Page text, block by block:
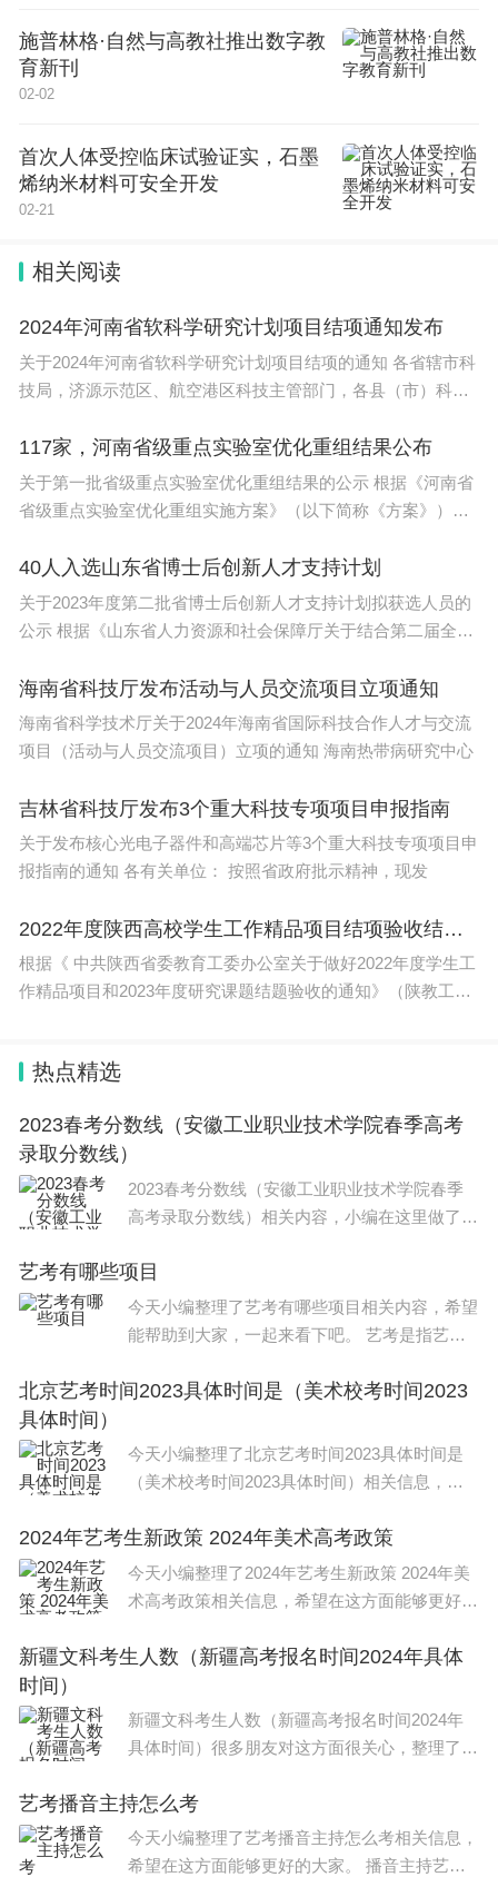
上，也学到了东西，无怨无悔。
4.人生的抉择
有三个人要被关进监狱三年，监狱
长给他们三个一人一个要求。美国人爱抽雪茄，要了
三箱雪茄。法国人最浪漫，要一个美丽的女子相伴。
而犹太人说，他要一部与外界沟通的电话。三年过
后，第一个冲出来的是美国人，嘴里鼻孔里塞满了雪
了。接着出来的是法国人。只见他手里抱着一个小孩
子，美丽女子手里牵着一个小孩子，肚子里还怀着第
三个。最后出来的是犹太人，他紧紧握住监狱长的手
说：”这三年来我每天与外界联系，我的生意不但没
有停顿，反而增长了200％，为了表示感谢，我送你
一辆劳施莱斯！”
这个故事告诉我们，什么样的选择决定什么样的
今天我们的抉择将决定我们三年后的生活。我们要选
择接触最新的信息，了解最新的趋势，从而更好的创
天，我们都应重新审视一下自己的考研动机、树立正
确的考研心态，使自己跟上研究生教育的潮流，更加
接近研究生教育的初衷。
考研励志哲理故事四则
施普林格·自然与高教社推出数字教
育新刊
02-02
首次人体受控临床试验证实，石墨
烯纳米材料可安全开发
02-21
相关阅读
2024年河南省软科学研究计划项目结项通知发布
关于2024年河南省软科学研究计划项目结项的通知 各省辖市科
技局，济源示范区、航空港区科技主管部门，各县（市）科技
117家，河南省级重点实验室优化重组结果公布
关于第一批省级重点实验室优化重组结果的公示 根据《河南省
省级重点实验室优化重组实施方案》（以下简称《方案》）
40人入选山东省博士后创新人才支持计划
关于2023年度第二批省博士后创新人才支持计划拟获选人员的
公示 根据《山东省人力资源和社会保障厅关于结合第二届全国
海南省科技厅发布活动与人员交流项目立项通知
海南省科学技术厅关于2024年海南省国际科技合作人才与交流
项目（活动与人员交流项目）立项的通知 海南热带病研究中心
吉林省科技厅发布3个重大科技专项项目申报指南
关于发布核心光电子器件和高端芯片等3个重大科技专项项目申
报指南的通知 各有关单位： 按照省政府批示精神，现发
2022年度陕西高校学生工作精品项目结项验收结果公示
根据《 中共陕西省委教育工委办公室关于做好2022年度学生工
作精品项目和2023年度研究课题结题验收的通知》（陕教工生
热点精选
2023春考分数线（安徽工业职业技术学院春季高考
录取分数线）
2023春考分数线（安徽工业职业技术学院春季
高考录取分数线）相关内容，小编在这里做了整
数线（安徽工业职业技术学院春季高考录取分数
线）信息，一起来了解一下吧！
艺考有哪些项目
今天小编整理了艺考有哪些项目相关内容，希望
能帮助到大家，一起来看下吧。 艺考是指艺术
式。与普通高校招生考试不同，艺考主要考察学
北京艺考时间2023具体时间是（美术校考时间2023
具体时间）
今天小编整理了北京艺考时间2023具体时间是
（美术校考时间2023具体时间）相关信息，希
艺术统考具体时间是2022年12月到2023年1月，
具体安排以教育部公布
2024年艺考生新政策 2024年美术高考政策
今天小编整理了2024年艺考生新政策 2024年美
术高考政策相关信息，希望在这方面能够更好帮
加强、校考诚少 1.严格控制校考范围和规模
新疆文科考生人数（新疆高考报名时间2024年具体
时间）
新疆文科考生人数（新疆高考报名时间2024年
具体时间）很多朋友对这方面很关心，整理了相
022年文科考生人数是21.85（万人），各省高考
报名人数排名： 1、河南13
艺考播音主持怎么考
今天小编整理了艺考播音主持怎么考相关信息，
希望在这方面能够更好的大家。 播音主持艺考